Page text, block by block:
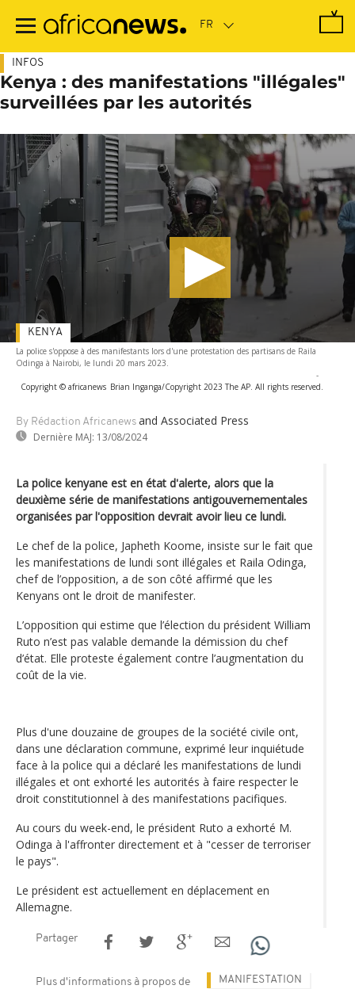
contenu
INFOS
Kenya : des manifestations "illégales"
surveillées par les autorités
La police s'oppose à des manifestants lors d'une protestation des partisans de Raila
Odinga à Nairobi, le lundi 20 mars 2023.
-
Copyright © africanews Brian Inganga/Copyright 2023 The AP. All rights reserved.
By Rédaction Africanews and Associated Press
Dernière MAJ: 13/08/2024
KENYA
La police kenyane est en état d'alerte, alors que la
deuxième série de manifestations antigouvernementales
organisées par l'opposition devrait avoir lieu ce lundi.
Le chef de la police, Japheth Koome, insiste sur le fait que
les manifestations de lundi sont illégales et Raila Odinga,
chef de l’opposition, a de son côté affirmé que les
Kenyans ont le droit de manifester.
L’opposition qui estime que l’élection du président William
Ruto n’est pas valable demande la démission du chef
d’état. Elle proteste également contre l’augmentation du
coût de la vie.
Plus d'une douzaine de groupes de la société civile ont,
dans une déclaration commune, exprimé leur inquiétude
face à la police qui a déclaré les manifestations de lundi
illégales et ont exhorté les autorités à faire respecter le
droit constitutionnel à des manifestations pacifiques.
Au cours du week-end, le président Ruto a exhorté M.
Odinga à l'affronter directement et à "cesser de terroriser
le pays".
Le président est actuellement en déplacement en
Allemagne.
Partager
Plus d'informations à propos de MANIFESTATION